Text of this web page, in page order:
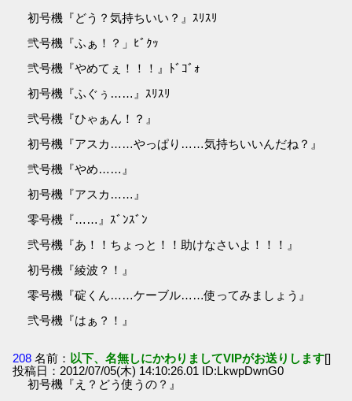
初号機『どう？気持ちいい？』ｽﾘｽﾘ
弐号機『ふぁ！？」ﾋﾞｸｯ
弐号機『やめてぇ！！！』ﾄﾞｺﾞｫ
初号機『ふぐぅ……』ｽﾘｽﾘ
弐号機『ひゃぁん！？』
初号機『アスカ……やっぱり……気持ちいいんだね？』
弐号機『やめ……』
初号機『アスカ……』
零号機『……』ｽﾞﾝｽﾞﾝ
弐号機『あ！！ちょっと！！助けなさいよ！！！』
初号機『綾波？！』
零号機『碇くん……ケーブル……使ってみましょう』
弐号機『はぁ？！』
208 名前： 以下、名無しにかわりましてVIPがお送りします[]
投稿日：2012/07/05(木) 14:10:26.01 ID:LkwpDwnG0
初号機『え？どう使うの？』